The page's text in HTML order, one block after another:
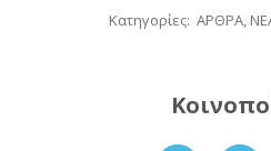
Κατηγορίες: ΑΡΘΡΑ,